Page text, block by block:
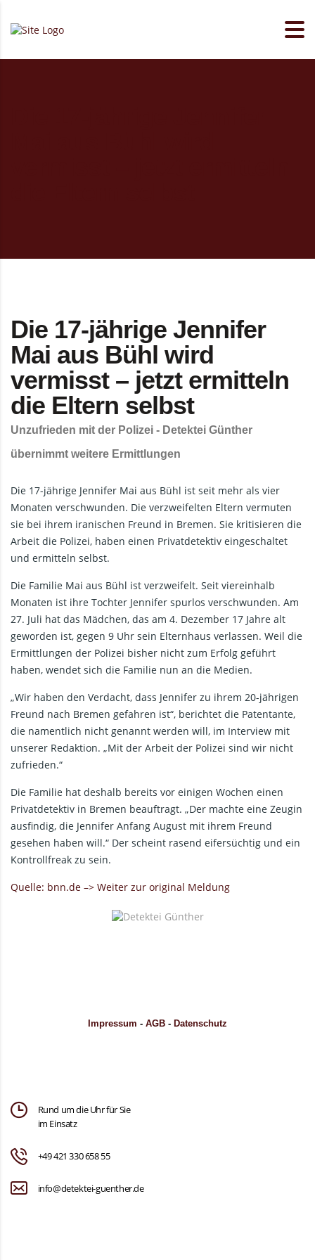
Die 17-jährige Jennifer
Mai aus Bühl wird
vermisst – jetzt ermitteln
die Eltern selbst
Unzufrieden mit der Polizei - Detektei Günther
übernimmt weitere Ermittlungen
Die 17-jährige Jennifer Mai aus Bühl ist seit mehr als vier
Monaten verschwunden. Die verzweifelten Eltern vermuten
sie bei ihrem iranischen Freund in Bremen. Sie kritisieren die
Arbeit die Polizei, haben einen Privatdetektiv eingeschaltet
und ermitteln selbst.
Die Familie Mai aus Bühl ist verzweifelt. Seit viereinhalb
Monaten ist ihre Tochter Jennifer spurlos verschwunden. Am
27. Juli hat das Mädchen, das am 4. Dezember 17 Jahre alt
geworden ist, gegen 9 Uhr sein Elternhaus verlassen. Weil die
Ermittlungen der Polizei bisher nicht zum Erfolg geführt
haben, wendet sich die Familie nun an die Medien.
„Wir haben den Verdacht, dass Jennifer zu ihrem 20-jährigen
Freund nach Bremen gefahren ist“, berichtet die Patentante,
die namentlich nicht genannt werden will, im Interview mit
unserer Redaktion. „Mit der Arbeit der Polizei sind wir nicht
zufrieden.“
Die Familie hat deshalb bereits vor einigen Wochen einen
Privatdetektiv in Bremen beauftragt. „Der machte eine Zeugin
ausfindig, die Jennifer Anfang August mit ihrem Freund
gesehen haben will.“ Der scheint rasend eifersüchtig und ein
Kontrollfreak zu sein.
Quelle: bnn.de –> Weiter zur original Meldung
Impressum - AGB - Datenschutz
Rund um die Uhr für Sie
im Einsatz
+49 421 330 658 55
info@detektei-guenther.de